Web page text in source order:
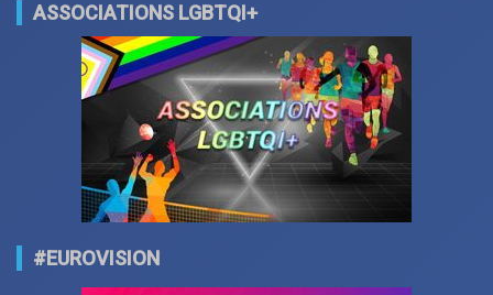
ASSOCIATIONS LGBTQI+
#EUROVISION